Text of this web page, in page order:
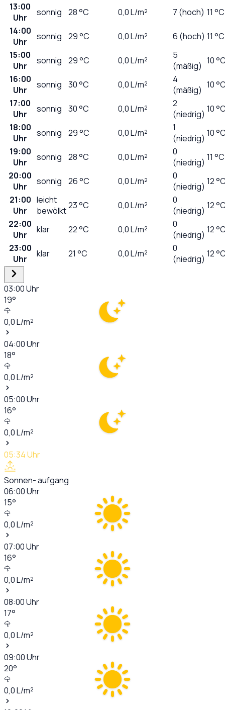
13:00
Uhr
sonnig 28°C 0,0L/m² 7 (hoch) 11 °C
14:00
Uhr
sonnig 29°C 0,0L/m² 6 (hoch) 11 °C
15:00
Uhr
sonnig 29°C 0,0L/m²
5
(mäßig) 10
16:00
Uhr
sonnig 30°C 0,0L/m²
4
(mäßig) 10
17:00
Uhr
sonnig 30°C 0,0L/m²
2
(niedrig) 10
18:00
Uhr
sonnig 29°C 0,0L/m²
1
(niedrig) 10
19:00
Uhr
sonnig 28°C 0,0L/m²
0
(niedrig) 11 °C
20:00
Uhr
sonnig 26°C 0,0L/m²
0
(niedrig) 12
21:00
Uhr
leicht
bewölkt23°C 0,0L/m²
0
(niedrig) 12
22:00
Uhr
klar 22°C 0,0L/m²
0
(niedrig) 12
23:00
Uhr
klar 21 °C 0,0L/m²
0
(niedrig) 12
03:00Uhr
19°
0,0L/m²
04:00Uhr
18°
0,0L/m²
05:00Uhr
16°
0,0L/m²
05:34Uhr
Sonnen- aufgang
06:00Uhr
15°
0,0L/m²
07:00Uhr
16°
0,0L/m²
08:00Uhr
17°
0,0L/m²
09:00Uhr
20°
0,0L/m²